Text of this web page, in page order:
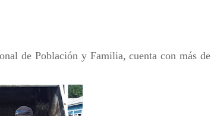
de Población y Familia, cuenta con más de